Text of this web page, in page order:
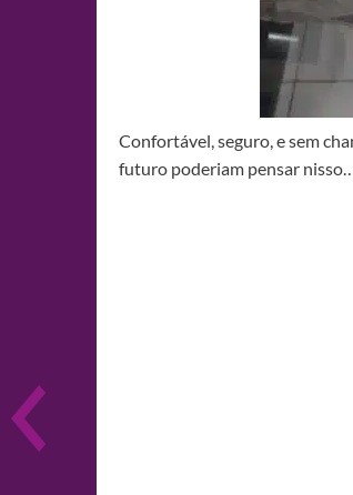
Confortável, seguro, e sem
futuro poderiam pensar